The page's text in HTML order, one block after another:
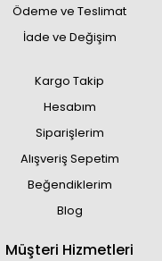
Ödeme ve Teslimat
İade ve Değişim
Kargo Takip
Hesabım
Siparişlerim
Alışveriş Sepetim
Beğendiklerim
Blog
Müşteri Hizmetleri